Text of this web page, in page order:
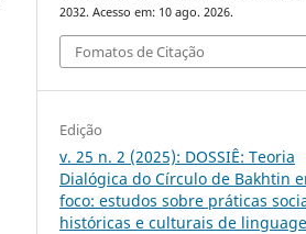
2032. Acesso em: 10 ago. 2026.
Fomatos de Citação
Edição
v. 25 n. 2 (2025): DOSSIÊ: Teoria
Dialógica do Círculo de Bakhtin
foco: estudos sobre práticas
históricas e culturais de